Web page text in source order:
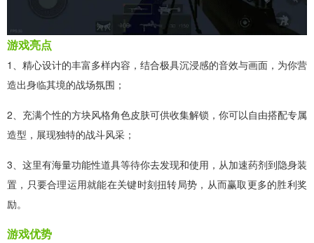
游戏亮点
1、精心设计的丰富多样内容，结合极具沉浸感的音效与画面，为你营
造出身临其境的战场氛围；
2、充满个性的方块风格角色皮肤可供收集解锁，你可以自由搭配专属
造型，展现独特的战斗风采；
3、这里有海量功能性道具等待你去发现和使用，从加速药剂到隐身装
置，只要合理运用就能在关键时刻扭转局势，从而赢取更多的胜利奖
励。
游戏优势